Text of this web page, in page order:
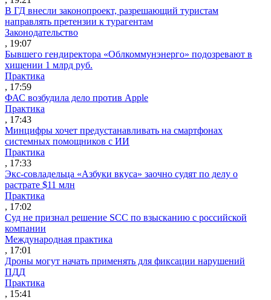
В ГД внесли законопроект, разрешающий туристам
направлять претензии к турагентам
Законодательство
, 19:07
Бывшего гендиректора «Облкоммунэнерго» подозревают в
хищении 1 млрд руб.
Практика
, 17:59
ФАС возбудила дело против Apple
Практика
, 17:43
Минцифры хочет предустанавливать на смартфонах
системных помощников с ИИ
Практика
, 17:33
Экс-совладельца «Азбуки вкуса» заочно судят по делу о
растрате $11 млн
Практика
, 17:02
Суд не признал решение SCC по взысканию с российской
компании
Международная практика
, 17:01
Дроны могут начать применять для фиксации нарушений
ПДД
Практика
, 15:41